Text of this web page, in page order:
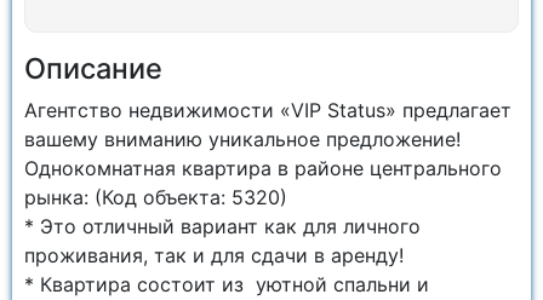
Описание
Агентство недвижимости «VIP Status» предлагает
вашему вниманию уникальное предложение!
Однокомнатная квартира в районе центрального
рынка: (Код объекта: 5320)
* Это отличный вариант как для личного
проживания, так и для сдачи в аренду!
* Квартира состоит из уютной спальни и